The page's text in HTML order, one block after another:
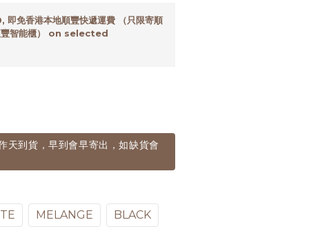
免香港本地順豐快遞運費 （只限寄順
豐智能櫃） on selected
天到貨，早到會早寄出，如缺貨會
MELANGE BLACK